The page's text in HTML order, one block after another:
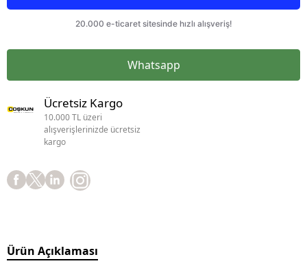
Whatsapp
Ücretsiz Kargo
10.000 TL üzeri
alışverişlerinizde ücretsiz
kargo
Ürün Açıklaması